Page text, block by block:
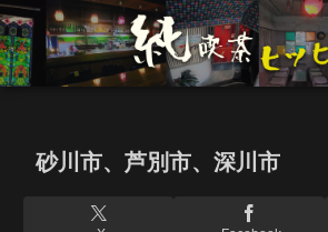
砂川市、芦別市、深川市